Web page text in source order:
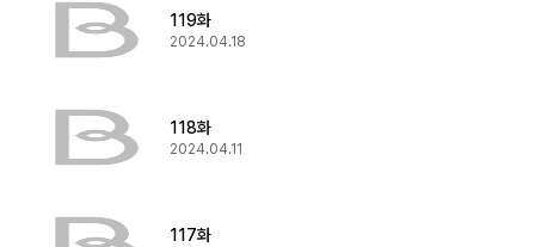
119화
2024.04.18
118화
2024.04.11
117화